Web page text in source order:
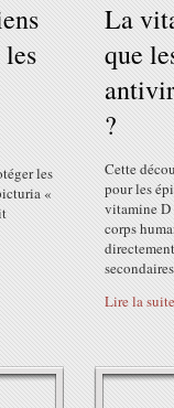
les
«
La
que
?
Cette
pour les
vitamine D
corps
Lire la suite